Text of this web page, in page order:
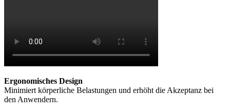
Ergonomisches Design
Minimiert körperliche Belastungen und erhöht die Akzeptanz bei
den Anwendern.